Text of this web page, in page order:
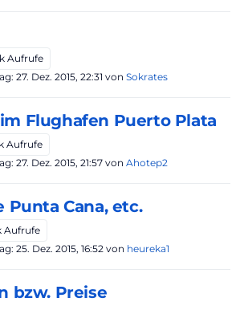
Aufrufe
27. Dez. 2015, 22:31 von Sokrates
Flughafen Puerto Plata
Aufrufe
27. Dez. 2015, 21:57 von Ahotep2
Punta Cana, etc.
Aufrufe
25. Dez. 2015, 16:52 von heureka1
bzw. Preise